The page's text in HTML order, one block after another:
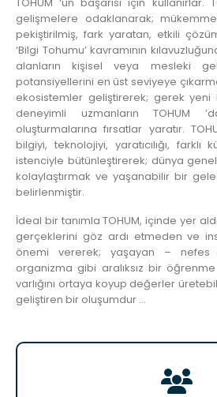
gelişmelere odaklanarak;
pekiştirilmiş, fark yaratan, etkili
‘Bilgi Tohumu’ kavramının
alanların kişisel veya mesleki
potansiyellerini en üst seviyeye
ekosistemler geliştirerek; gerek yeni
deneyimli uzmanların TOHUM
oluşturmalarına fırsatlar yaratır.
bilgiyi, teknolojiyi, yaratıcılığı, farklı
istenciyle bütünleştirerek; dünya
kolaylaştırmak ve yaşanabilir bir
belirlenmiştir.
İdeal bir tanımla TOHUM, içinde yer
gerçeklerini göz ardı etmeden ve
önemi vererek; yaşayan –
organizma gibi aralıksız bir
varlığını ortaya koyup değerler
geliştiren bir oluşumdur …